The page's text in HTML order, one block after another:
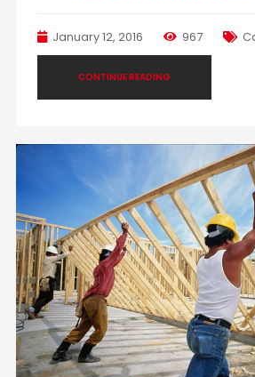
January 12, 2016 967
CONTINUE READING